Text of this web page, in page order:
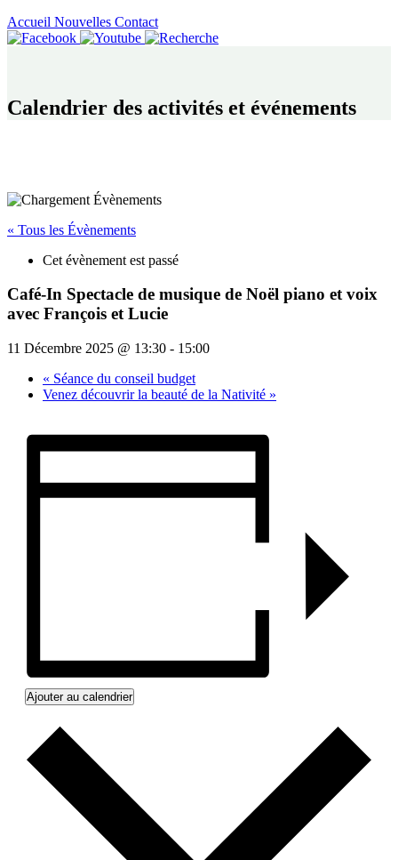
Accueil Nouvelles Contact
Calendrier des activités et événements
« Tous les Évènements
Cet évènement est passé
Café-In Spectacle de musique de Noël piano et voix
avec François et Lucie
11 Décembre 2025 @ 13:30 - 15:00
« Séance du conseil budget
Venez découvrir la beauté de la Nativité »
Ajouter au calendrier